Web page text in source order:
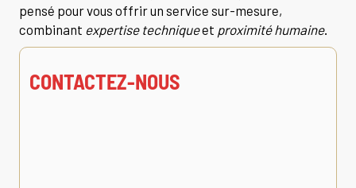
pensé pour vous offrir un service sur-mesure,
combinant expertise techniqueet proximité humaine.
CONTACTEZ-NOUS